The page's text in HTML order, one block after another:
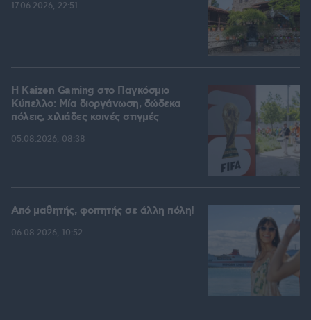
17.06.2026, 22:51
H Kaizen Gaming στο Παγκόσμιο
Kύπελλο: Μία διοργάνωση, δώδεκα
πόλεις, χιλιάδες κοινές στιγμές
05.08.2026, 08:38
Από μαθητής, φοιτητής σε άλλη πόλη!
06.08.2026, 10:52